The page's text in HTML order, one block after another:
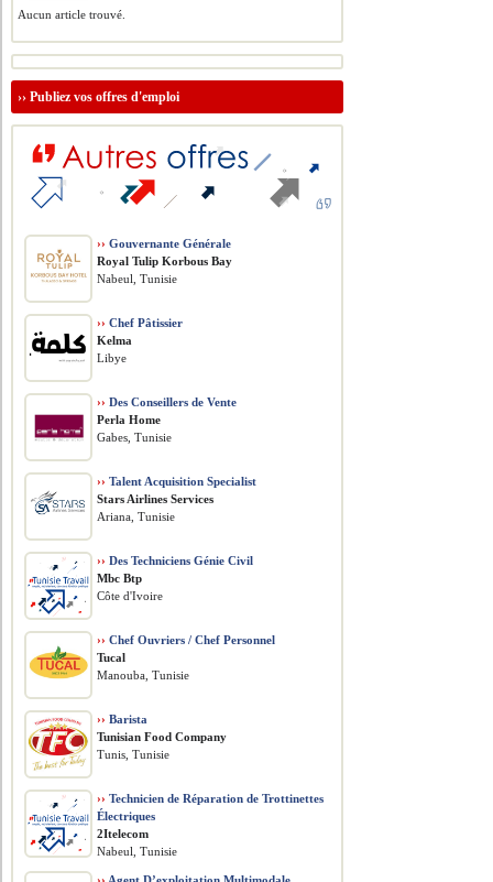
Aucun article trouvé.
››Publiez vos offres d'emploi
›› Gouvernante Générale
Royal Tulip Korbous Bay
Nabeul, Tunisie
›› Chef Pâtissier
Kelma
Libye
›› Des Conseillers de Vente
Perla Home
Gabes, Tunisie
›› Talent Acquisition Specialist
Stars Airlines Services
Ariana, Tunisie
›› Des Techniciens Génie Civil
Mbc Btp
Côte d'Ivoire
›› Chef Ouvriers / Chef Personnel
Tucal
Manouba, Tunisie
›› Barista
Tunisian Food Company
Tunis, Tunisie
›› Technicien de Réparation de Trottinettes
Électriques
2Itelecom
Nabeul, Tunisie